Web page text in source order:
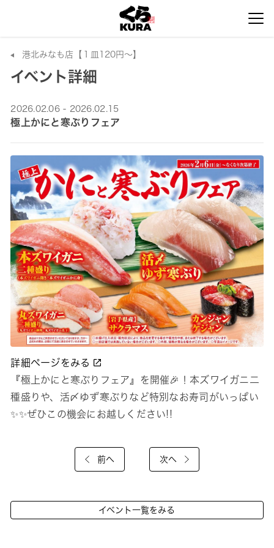
港北みなも店【１皿120円～】
イベント詳細
2026.02.06 - 2026.02.15
極上かにと寒ぶりフェア
詳細ページをみる
『極上かにと寒ぶりフェア』を開催🎉！本ズワイガニ二
種盛りや、活〆ゆず寒ぶりなど特別なお寿司がいっぱい
✨✨ぜひこの機会にお越しください!!
前へ 次へ
イベント一覧をみる